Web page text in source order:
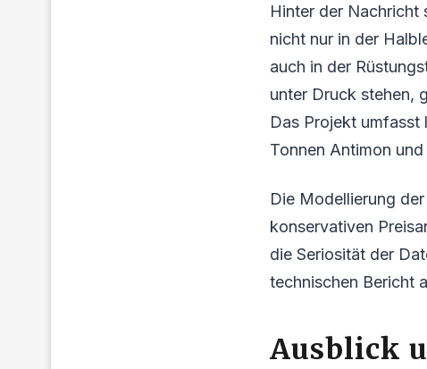
Hinter der Nachricht
nicht nur in der
auch in der
unter Druck stehen,
Das Projekt umfasst
Tonnen Antimon
Die Modellierung
konservativen
die Seriosität der
technischen Bericht
Ausblick